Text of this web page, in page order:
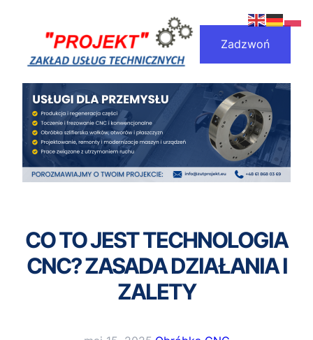
Zadzwoń
CO TO JEST TECHNOLOGIA
CNC? ZASADA DZIAŁANIA I
ZALETY